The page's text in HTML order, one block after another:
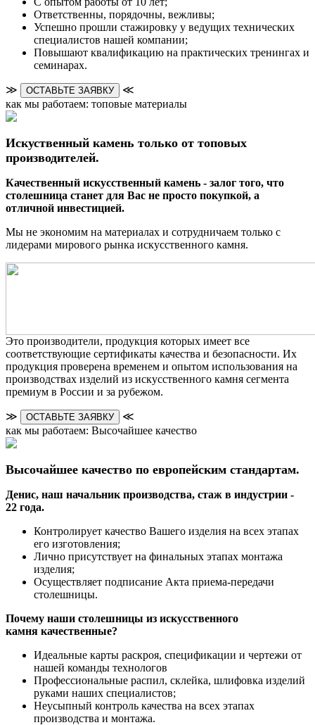
Ответственны, порядочны, вежливы;
Успешно прошли стажировку у ведущих технических
специалистов нашей компании;
Повышают квалификацию на практических тренингах и
семинарах.
≫ ОСТАВЬТЕ ЗАЯВКУ
≪
как мы работаем: топовые материалы
Искуственный камень только от топовых
производителей.
Качественный искусственный камень - залог того, что
столешница станет для Вас не просто покупкой, а
отличной инвестицией.
Мы не экономим на материалах и сотрудничаем только с
лидерами мирового рынка искусственного камня.
Это производители, продукция которых имеет все
соответствующие сертификаты качества и безопасности. Их
продукция проверена временем и опытом использования на
производствах изделий из искусственного камня сегмента
премиум в России и за рубежом.
≫ ОСТАВЬТЕ ЗАЯВКУ
≪
как мы работаем: Высочайшее качество
Высочайшее качество по европейским стандартам.
Денис, наш начальник производства, стаж в индустрии -
22 года.
Контролирует качество Вашего изделия на всех этапах
его изготовления;
Лично присутствует на финальных этапах монтажа
изделия;
Осуществляет подписание Акта приема-передачи
столешницы.
Почему наши столешницы из искусственного
камня качественные?
Идеальные карты раскроя, спецификации и чертежи от
нашей команды технологов
Профессиональные распил, склейка, шлифовка изделий
руками наших специалистов;
Неусыпный контроль качества на всех этапах
производства и монтажа.